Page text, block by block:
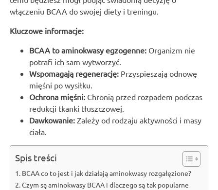
włączeniu BCAA do swojej diety i treningu.
Kluczowe informacje:
BCAA to aminokwasy egzogenne: Organizm nie
potrafi ich sam wytworzyć.
Wspomagają regenerację: Przyspieszają odnowę
mięśni po wysiłku.
Ochrona mięśni: Chronią przed rozpadem podczas
redukcji tkanki tłuszczowej.
Dawkowanie: Zależy od rodzaju aktywności i masy
ciała.
Spis treści
BCAA co to jest i jak działają aminokwasy rozgałęzione?
Czym są aminokwasy BCAA i dlaczego są tak popularne